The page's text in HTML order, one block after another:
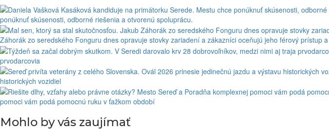
ponúknuť skúsenosti, odborné riešenia a otvorenú spoluprácu.
Záhorák zo seredského Fonguru dnes opravuje stovky zariadení a zákazníci oceňujú jeho férový prístup
prvodarcovia
historických vozidiel
pomoci vám podá pomocnú ruku v ťažkom období
Mohlo by vás zaujímať